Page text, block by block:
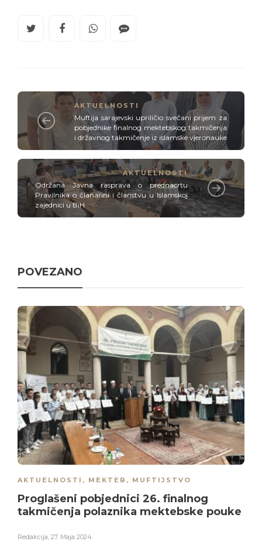
AKTUELNOSTI
Muftija sarajevski upriličio svečani prijem za
pobjednike finalnog mektebskog takmičenja
i državnog takmičenje iz islamske vjeronauke
AKTUELNOSTI
Održana Javna rasprava o prednacrtu
Pravilnika o članarini i članstvu u Islamskoj
zajednici u BiH
POVEZANO
AKTUELNOSTI , MEKTEB , MUFTIJSTVO
Proglašeni pobjednici 26. finalnog
takmičenja polaznika mektebske pouke
Redakcija, 27. Maja 2024.